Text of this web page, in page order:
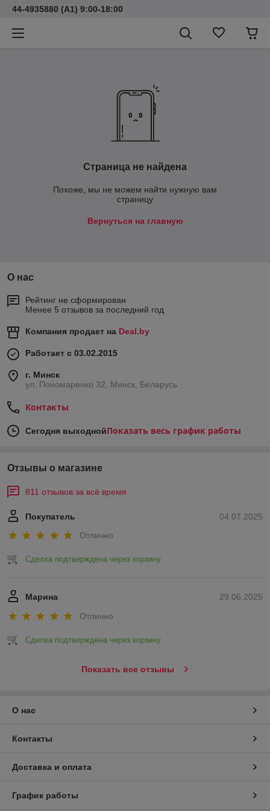
44-4935880 (A1) 9:00-18:00
Страница не найдена
Похоже, мы не можем найти нужную вам
страницу
Вернуться на главную
О нас
Рейтинг не сформирован
Менее 5 отзывов за последний год
Компания продает на Deal.by
Работает с 03.02.2015
г. Минск
ул. Пономаренко 32, Минск, Беларусь
Контакты
Сегодня выходнойПоказать весь график работы
Отзывы о магазине
811 отзывов за всё время
04.07.2025
Покупатель
Отлично
Сделка подтверждена через корзину
29.06.2025
Марина
Отлично
Сделка подтверждена через корзину
Показать все отзывы
О нас
Контакты
Доставка и оплата
График работы